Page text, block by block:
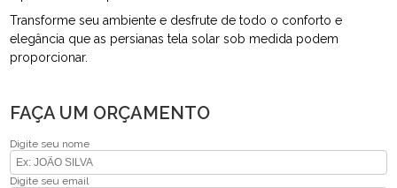
Transforme seu ambiente e desfrute de todo o conforto e
elegância que as persianas tela solar sob medida podem
proporcionar.
FAÇA UM ORÇAMENTO
Digite seu nome
Digite seu email